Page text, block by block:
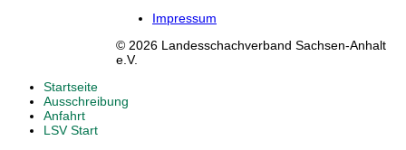
Impressum
© 2026 Landesschachverband Sachsen-Anhalt
e.V.
Startseite
Ausschreibung
Anfahrt
LSV Start